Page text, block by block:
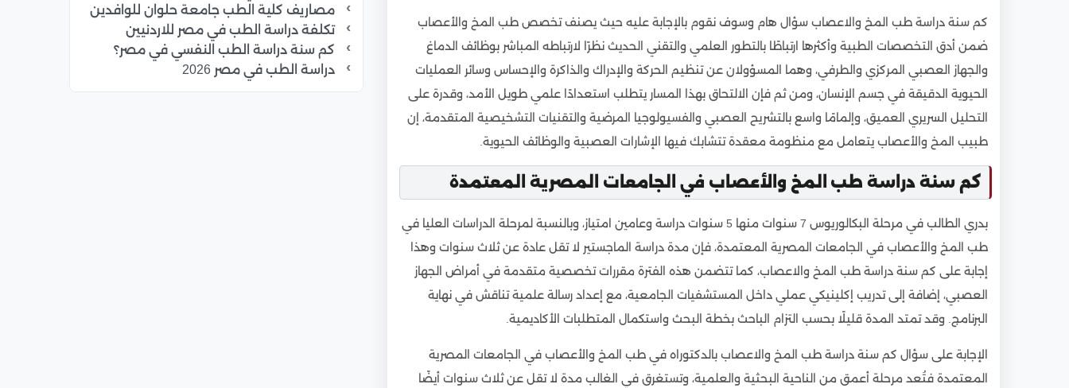
2
شروط دراسة طب المخ والأعصاب في الجامعات المعتمدة للوافدين
الأوراق المطلوبة للتقديم في دراسة طب المخ والأعصاب للوافدين
افضل الجامعات لدراسة تخصص جراحة المخ والأعصاب
4.1
جامعة القاهرة
4.2
جامعة عين شمس
4.3
جامعة الإسكندرية
4.4
جامعة المنصورة
5
دراسة ماجستير طب المخ والأعصاب
6
دراسة دكتوراه طب المخ والأعصاب
7
مستقبل تخصص المخ والأعصاب في سوق العمل
8
تكاليف دراسة طب المخ والأعصاب في الجامعات المصرية للوافدين
9
مواعيد التقديم علي دراسة طب المخ والأعصاب
10
خطوات التسجيل في دراسة طب المخ والأعصاب
كم سنة دراسة طب المخ والاعصاب سؤال هام وسوف نقوم بالإجابة عليه حيث يصنف تخصص طب المخ والأعصاب
ضمن أدق التخصصات الطبية وأكثرها ارتباطًا بالتطور العلمي والتقني الحديث نظرًا لارتباطه المباشر بوظائف الدماغ
والجهاز العصبي المركزي والطرفي، وهما المسؤولان عن تنظيم الحركة والإدراك والذاكرة والإحساس وسائر العمليات
الحيوية الدقيقة في جسم الإنسان، ومن ثم فإن الالتحاق بهذا المسار يتطلب استعدادًا علمي طويل الأمد، وقدرة على
التحليل السريري العميق، وإلمامًا واسع بالتشريح العصبي والفسيولوجيا المرضية والتقنيات التشخيصية المتقدمة، إن
طبيب المخ والأعصاب يتعامل مع منظومة معقدة تتشابك فيها الإشارات العصبية والوظائف الحيوية.
كم سنة دراسة طب المخ والأعصاب في الجامعات المصرية المعتمدة
بدري الطالب في مرحلة البكالوريوس 7 سنوات منها 5 سنوات دراسة وعامين امتياز، وبالنسبة لمرحلة الدراسات العليا في
طب المخ والأعصاب في الجامعات المصرية المعتمدة، فإن مدة دراسة الماجستير لا تقل عادة عن ثلاث سنوات وهذا
إجابة على كم سنة دراسة طب المخ والاعصاب، كما تتضمن هذه الفترة مقررات تخصصية متقدمة في أمراض الجهاز
العصبي، إضافة إلى تدريب إكلينيكي عملي داخل المستشفيات الجامعية، مع إعداد رسالة علمية تناقش في نهاية
البرنامج. وقد تمتد المدة قليلًا بحسب التزام الباحث بخطة البحث واستكمال المتطلبات الأكاديمية.
الإجابة على سؤال كم سنة دراسة طب المخ والاعصاب بالدكتوراه في طب المخ والأعصاب في الجامعات المصرية
المعتمدة فتُعد مرحلة أعمق من الناحية البحثية والعلمية، وتستغرق في الغالب مدة لا تقل عن ثلاث سنوات أيضًا
مصاريف كلية الطب جامعة حلوان للوافدين
تكلفة دراسة الطب في مصر للاردنيين
كم سنة دراسة الطب النفسي في مصر؟
دراسة الطب في مصر 2026